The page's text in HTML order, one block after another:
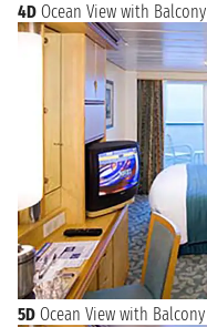
4D Ocean View with Balcony
5D Ocean View with Balcony